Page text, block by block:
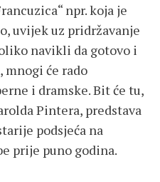
npr. koja je
uvijek uz pridržavanje
navikli da gotovo i
će rado
i dramske. Bit će tu,
Pintera, predstava
podsjeća na
prije puno godina.